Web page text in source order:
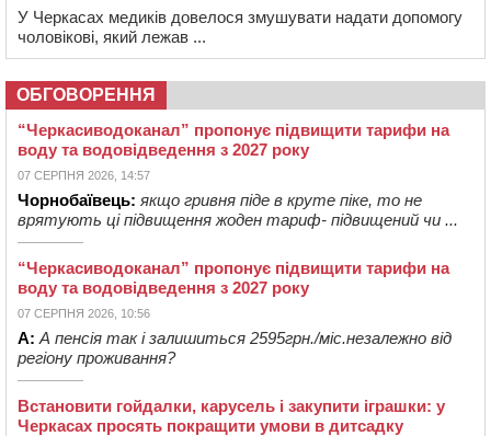
У Черкасах медиків довелося змушувати надати допомогу
чоловікові, який лежав ...
ОБГОВОРЕННЯ
“Черкасиводоканал” пропонує підвищити тарифи на
воду та водовідведення з 2027 року
07 СЕРПНЯ 2026, 14:57
Чорнобаївець: якщо гривня піде в круте піке, то не
врятують ці підвищення жоден тариф- підвищений чи ...
“Черкасиводоканал” пропонує підвищити тарифи на
воду та водовідведення з 2027 року
07 СЕРПНЯ 2026, 10:56
А: А пенсія так і залишиться 2595грн./міс.незалежно від
регіону проживання?
Встановити гойдалки, карусель і закупити іграшки: у
Черкасах просять покращити умови в дитсадку